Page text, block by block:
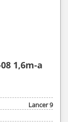
1,6m-a
Lancer 9